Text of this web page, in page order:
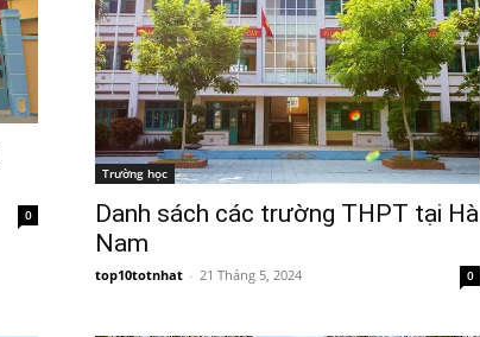
0
Trường học
Danh sách các trường THPT tại Hà
Nam
top10totnhat - 21 Tháng 5, 2024 0